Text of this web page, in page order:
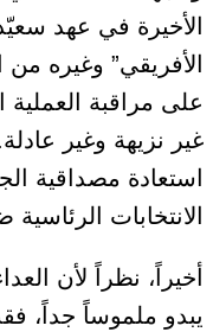
الأخيرة في عهد سعيّد.
الأفريقي” وغيره من
على مراقبة العملية
غير نزيهة وغير
استعادة مصداقية
الانتخابات
أخيراً ، نظراً لأن
يبدو ملموساً جداً،